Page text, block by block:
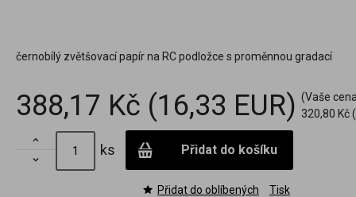
černobílý zvětšovací papír na RC podložce s proměnnou gradací
388,17 Kč (16,33 EUR) (Vaše
320,80 Kč


ks Přidat do košíku
Přidat do oblíbených Tisk